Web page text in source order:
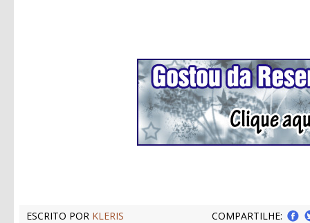
ESCRITO POR KLERIS
COMPARTILHE: